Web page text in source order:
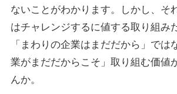
ないことがわかります。しかし、そ
はチャレンジするに値する取り組み
「まわりの企業はまだだから」では
業がまだだからこそ」取り組む価値
んか。